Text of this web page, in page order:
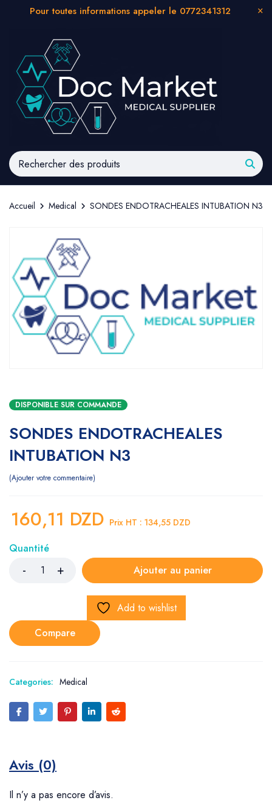
Pour toutes informations appeler le 0772341312
Accueil Medical SONDES ENDOTRACHEALES INTUBATION N3
DISPONIBLE SUR COMMANDE
SONDES ENDOTRACHEALES
INTUBATION N3
Ajouter votre commentaire
160,11 DZD Prix HT : 134,55 DZD
Quantité
Ajouter au panier
Add to wishlist
Compare
Categories: Medical
Avis (0)
Il n’y a pas encore d’avis.